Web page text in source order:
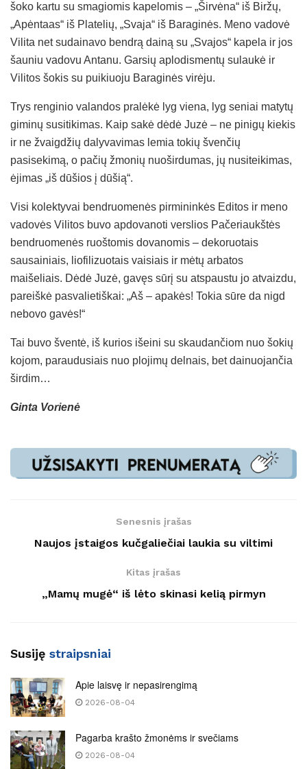
šoko kartu su smagiomis kapelomis – „Širvėna“ iš Biržų,
„Apėntaas“ iš Platelių, „Svaja“ iš Baraginės. Meno vadovė
Vilita net sudainavo bendrą dainą su „Svajos“ kapela ir jos
šauniu vadovu Antanu. Garsių aplodismentų sulaukė ir
Vilitos šokis su puikiuoju Baraginės virėju.
Trys renginio valandos pralėkė lyg viena, lyg seniai matytų
giminų susitikimas. Kaip sakė dėdė Juzė – ne pinigų kiekis
ir ne žvaigdžių dalyvavimas lemia tokių švenčių
pasisekimą, o pačių žmonių nuoširdumas, jų nusiteikimas,
ėjimas „iš dūšios į dūšią“.
Visi kolektyvai bendruomenės pirmininkės Editos ir meno
vadovės Vilitos buvo apdovanoti verslios Pačeriaukštės
bendruomenės ruoštomis dovanomis – dekoruotais
sausainiais, liofilizuotais vaisiais ir mėtų arbatos
maišeliais. Dėdė Juzė, gavęs sūrį su atspaustu jo atvaizdu,
pareiškė pasvalietiškai: „Aš – apakės! Tokia sūre da nigd
nebovo gavės!“
Tai buvo šventė, iš kurios išeini su skaudančiom nuo šokių
kojom, paraudusiais nuo plojimų delnais, bet dainuojančia
širdim…
Ginta Vorienė
Senesnis įrašas
Naujos įstaigos kučgaliečiai laukia su viltimi
Kitas įrašas
„Mamų mugė“ iš lėto skinasi kelią pirmyn
Susiję straipsniai
Apie laisvę ir nepasirengimą
2026-08-04
Pagarba krašto žmonėms ir svečiams
2026-08-04